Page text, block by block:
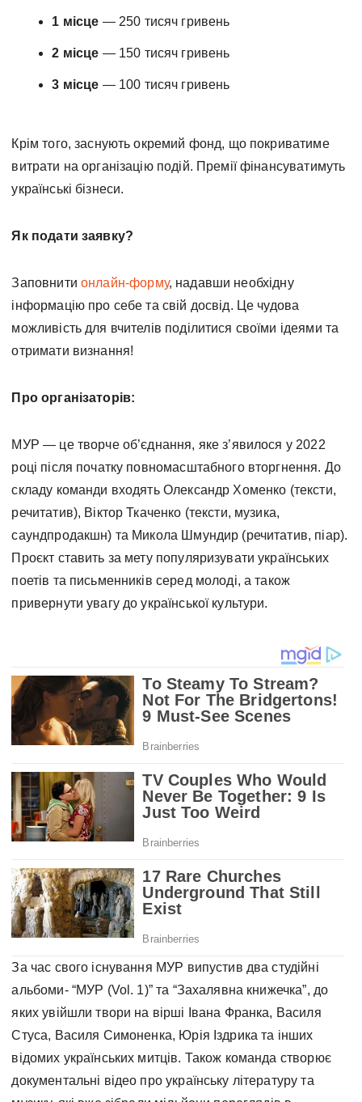
1 місце — 250 тисяч гривень
2 місце — 150 тисяч гривень
3 місце — 100 тисяч гривень
Крім того, заснують окремий фонд, що покриватиме
витрати на організацію подій. Премії фінансуватимуть
українські бізнеси.
Як подати заявку?
Заповнити онлайн-форму, надавши необхідну
інформацію про себе та свій досвід. Це чудова
можливість для вчителів поділитися своїми ідеями та
отримати визнання!
Про організаторів:
МУР — це творче об’єднання, яке з’явилося у 2022
році після початку повномасштабного вторгнення. До
складу команди входять Олександр Хоменко (тексти,
речитатив), Віктор Ткаченко (тексти, музика,
саундпродакшн) та Микола Шмундир (речитатив, піар).
Проєкт ставить за мету популяризувати українських
поетів та письменників серед молоді, а також
привернути увагу до української культури.
За час свого існування МУР випустив два студійні
альбоми- “МУР (Vol. 1)” та “Захалявна книжечка”, до
яких увійшли твори на вірші Івана Франка, Василя
Стуса, Василя Симоненка, Юрія Іздрика та інших
відомих українських митців. Також команда створює
документальні відео про українську літературу та